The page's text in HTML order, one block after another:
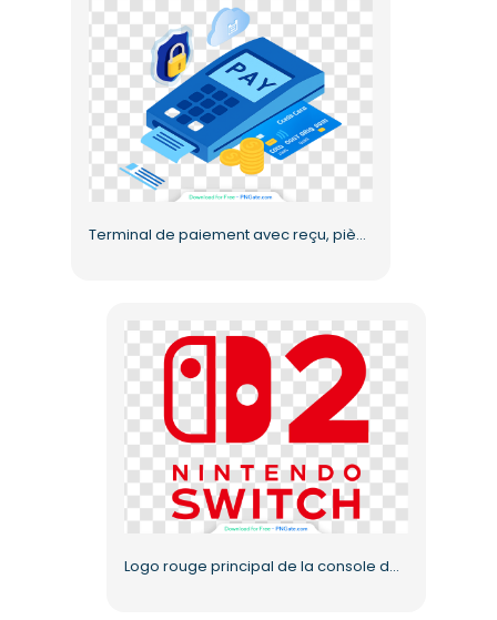
Terminal de paiement avec reçu, pièces de monnaie et icônes de sécurité (PNG gratuit)
Logo rouge principal de la console de jeu Nintendo Switch 2 (PNG gratuit)